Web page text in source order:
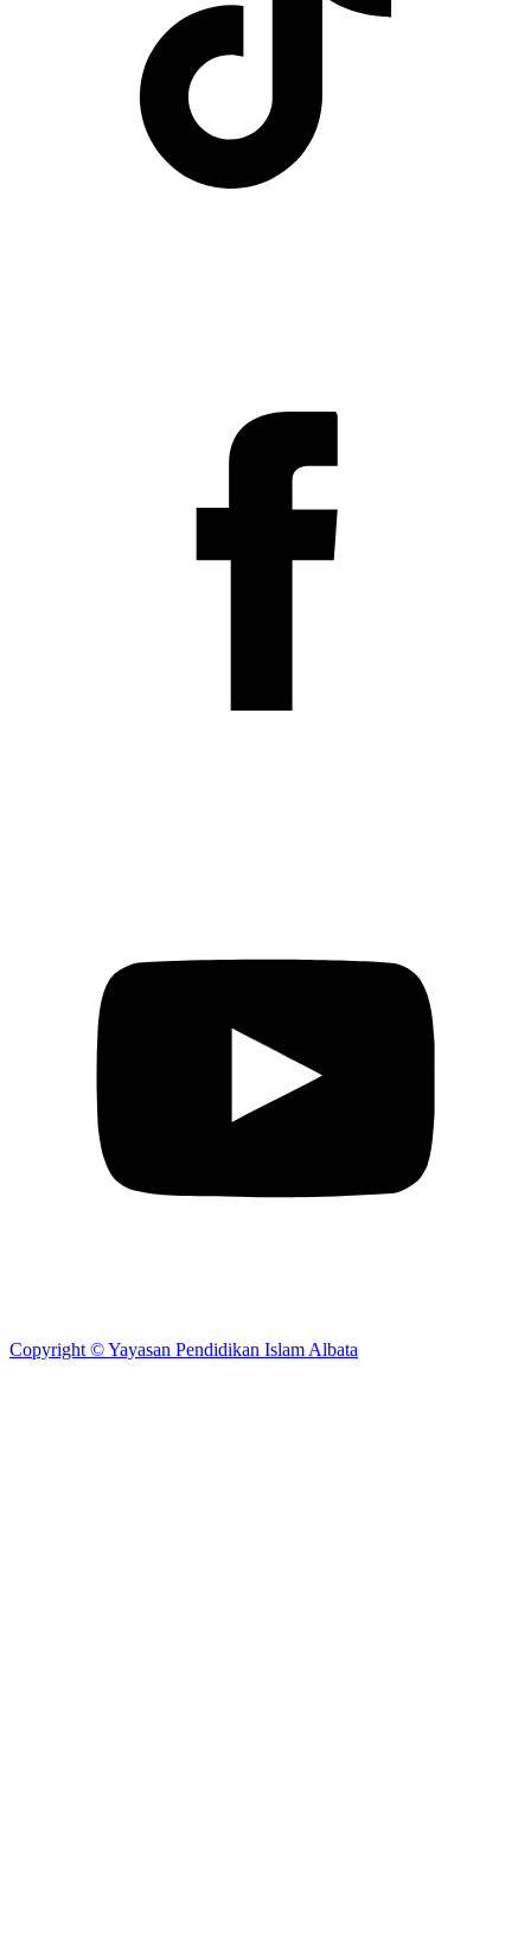
Copyright © Yayasan Pendidikan Islam Albata